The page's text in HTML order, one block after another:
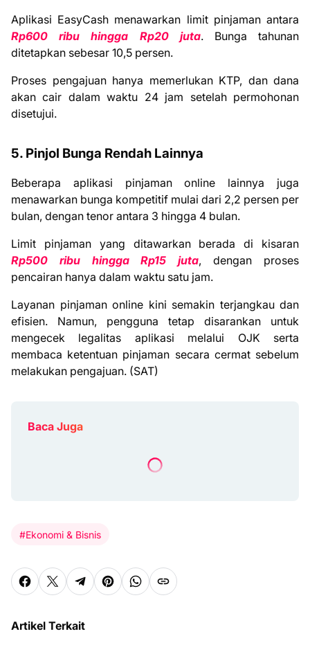
Aplikasi EasyCash menawarkan limit pinjaman antara
Rp600 ribu hingga Rp20 juta. Bunga tahunan
ditetapkan sebesar 10,5 persen.
Proses pengajuan hanya memerlukan KTP, dan dana
akan cair dalam waktu 24 jam setelah permohonan
disetujui.
5. Pinjol Bunga Rendah Lainnya
Beberapa aplikasi pinjaman online lainnya juga
menawarkan bunga kompetitif mulai dari 2,2 persen per
bulan, dengan tenor antara 3 hingga 4 bulan.
Limit pinjaman yang ditawarkan berada di kisaran
Rp500 ribu hingga Rp15 juta, dengan proses
pencairan hanya dalam waktu satu jam.
Layanan pinjaman online kini semakin terjangkau dan
efisien. Namun, pengguna tetap disarankan untuk
mengecek legalitas aplikasi melalui OJK serta
membaca ketentuan pinjaman secara cermat sebelum
melakukan pengajuan. (SAT)
Baca Juga
#Ekonomi & Bisnis
Artikel Terkait